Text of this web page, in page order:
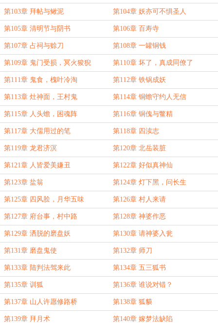
第103章 拜帖与鳅泥 第104章 妖亦可不惧圣人
第105章 清明节与阴书 第106章 百寿寺
第107章 占祠与赊刀 第108章 一罐铜钱
第109章 鬼门受损，冥火狻猊 第110章 坏了，真成同僚了
第111章 鬼食，槐叶冷淘 第112章 铁锅成妖
第113章 灶神面，王村鬼 第114章 铜蟾守约人无信
第115章 人头蟾，困魂阵 第116章 铜傀与鳖精
第117章 大儒用过的笔 第118章 四渎志
第119章 龙君济溟 第120章 北岳装脏
第121章 人皆爱美嫌丑 第122章 好似真神仙
第123章 盐翁 第124章 灯下黑，问长生
第125章 四风脍，月华五味 第126章 村人来请
第127章 府台事，村中路 第128章 神婆作恶
第129章 洒脱的磨盘妖 第130章 请神婆入瓮
第131章 磨盘鬼使 第132章 师刀
第133章 陆判法驾来此 第134章 五三狐书
第135章 训狐 第136章 谁说对错？
第137章 山人许愿修路桥 第138章 狐貘
第139章 拜月术 第140章 嫁梦法缺陷